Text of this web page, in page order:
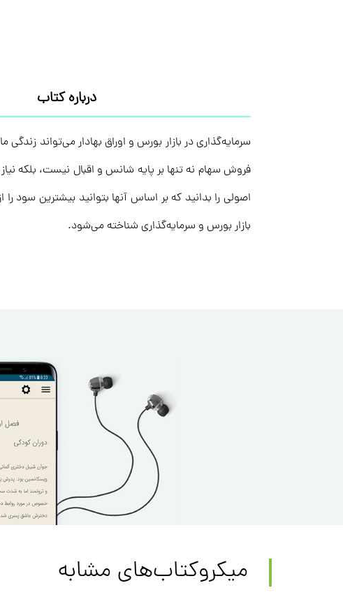
درباره کتاب
سرمایه‌گذاری در بازار بورس و اوراق بهادار می‌تواند
فروش سهام نه تنها بر پایه شانس و اقبال نیست، بلکه
اصولی را بدانید که بر اساس آنها بتوانید بیشترین سود
بازار بورس و سرمایه‌گذاری شناخته می‌شود.
میکروکتاب‌های مشابه